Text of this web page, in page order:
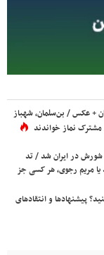
+ عکس / بن‌سلمان، شهباز
نماز خواندند
شورش در ایران شد / تد
یا مریم رجوی، هر کسی جز
پیشنهادها و انتقادهای